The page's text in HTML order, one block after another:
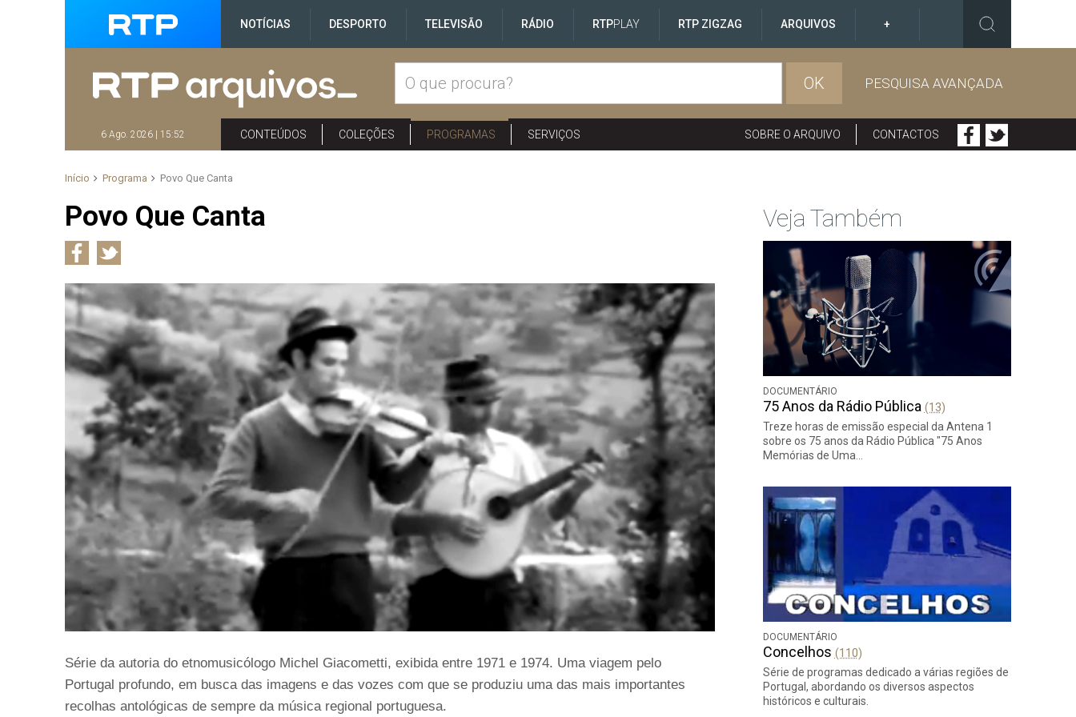
NOTÍCIAS DESPORTO TELEVISÃO RÁDIO RTPPLAY RTP ZIGZAG ARQUIVOS +
OK PESQUISA AVANÇADA
6 Ago. 2026 | 15:52 CONTEÚDOS COLEÇÕES PROGRAMAS SERVIÇOS SOBRE O ARQUIVO CONTACTOS
Início Programa Povo Que Canta
Povo Que Canta
Série da autoria do etnomusicólogo Michel Giacometti, exibida entre 1971 e 1974. Uma viagem pelo
Portugal profundo, em busca das imagens e das vozes com que se produziu uma das mais importantes
recolhas antológicas de sempre da música regional portuguesa.
Veja Também
DOCUMENTÁRIO
75 Anos da Rádio Pública (13)
Treze horas de emissão especial da Antena 1
sobre os 75 anos da Rádio Pública "75 Anos
Memórias de Uma…
DOCUMENTÁRIO
Concelhos (110)
Série de programas dedicado a várias regiões de
Portugal, abordando os diversos aspectos
históricos e culturais.